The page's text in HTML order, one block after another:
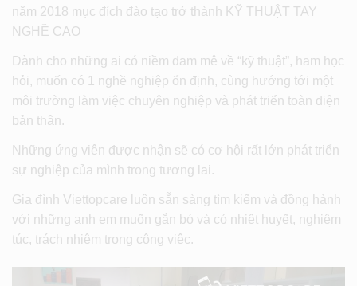
năm 2018 mục đích đào tạo trở thành KỸ THUẬT TAY
NGHỀ CAO
Dành cho những ai có niềm đam mê về “kỹ thuật”, ham học
hỏi, muốn có 1 nghề nghiệp ổn định, cùng hướng tới một
môi trường làm việc chuyên nghiệp và phát triển toàn diện
bản thân.
Những ứng viên được nhận sẽ có cơ hội rất lớn phát triển
sự nghiệp của mình trong tương lai.
Gia đình Viettopcare luôn sẵn sàng tìm kiếm và đồng hành
với những anh em muốn gắn bó và có nhiệt huyết, nghiêm
túc, trách nhiệm trong công việc.